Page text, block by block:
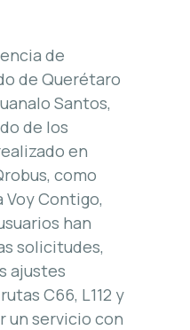
de
de Querétaro
Santos,
de los
en
como
Contigo,
han
solicitudes,
ajustes
C66, L112 y
un servicio con